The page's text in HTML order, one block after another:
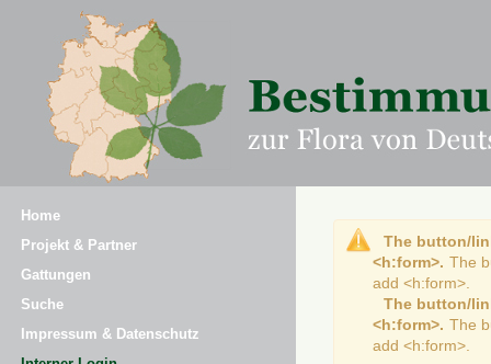
Home
Projekt & Partner
Gattungen
Suche
Impressum & Datenschutz
The button/
<h:form>. The
add <h:form>.
The button/
<h:form>. The
add <h:form>.